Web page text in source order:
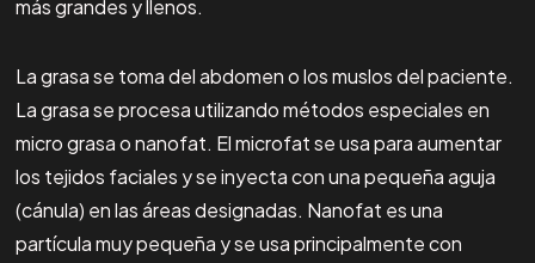
más grandes y llenos.
La grasa se toma del abdomen o los muslos del paciente.
La grasa se procesa utilizando métodos especiales en
micro grasa o nanofat. El microfat se usa para aumentar
los tejidos faciales y se inyecta con una pequeña aguja
(cánula) en las áreas designadas. Nanofat es una
partícula muy pequeña y se usa principalmente con